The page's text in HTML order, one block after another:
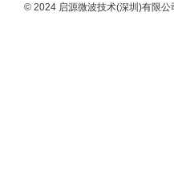
© 2024 启源微波技术(深圳)有限公